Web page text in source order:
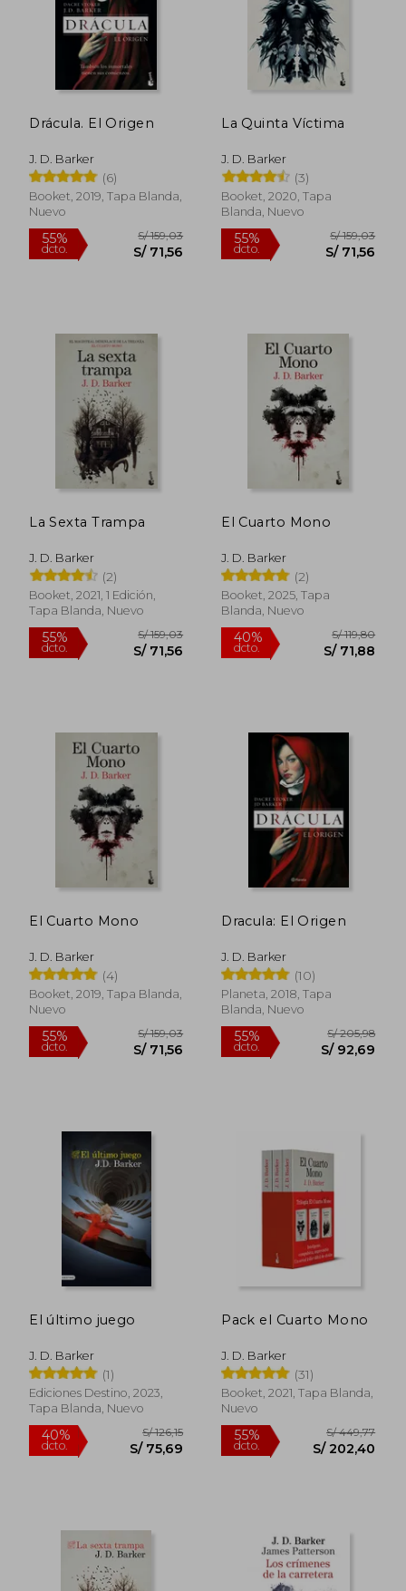
35%
dcto. S/ 58,44
10%
dcto.
Drácula. El Origen
J. D. Barker
(6)
Booket, 2019, Tapa Blanda,
Nuevo
55%
La Quinta Víctima
J. D. Barker
(3)
Booket, 2020, Tapa
Blanda, Nuevo
55%
La Sexta Trampa
J. D. Barker
(2)
Booket, 2021, 1 Edición,
Tapa Blanda, Nuevo
55% S/ 159,03
El Cuarto Mono
J. D. Barker
(2)
Booket, 2025, Tapa
Blanda, Nuevo
40%
El Cuarto Mono
J. D. Barker
(4)
Booket, 2019, Tapa Blanda,
Nuevo
Dracula: El Origen
J. D. Barker
(10)
Planeta, 2018, Tapa
Blanda, Nuevo
El último juego
J. D. Barker
(1)
Ediciones Destino, 2023,
Tapa Blanda, Nuevo
Pack el Cuarto Mono
J. D. Barker
(31)
Booket, 2021, Tapa Blanda,
Nuevo